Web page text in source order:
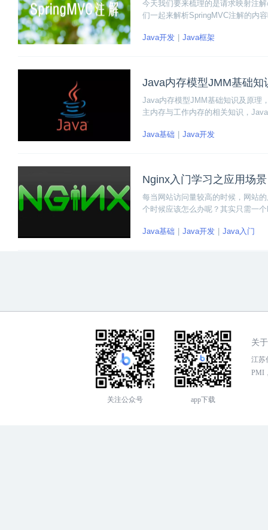
今天我们要来梳理的是请求映射注
们一起来解析SpringMVC注解的内
Java开发 Java框架
Java内存模型JMM基础知
Java内存模型JMM基础知识及原理
主内存与工作内存的相关知识，
Java基础 Java开发
Nginx入门学习之应用场景
每当网站访问量较高的时候，网站
个时候应该怎么办呢？其实只需一
Java基础
Java开发 Java入门
关注公众号 app下载
关
江苏
PMI